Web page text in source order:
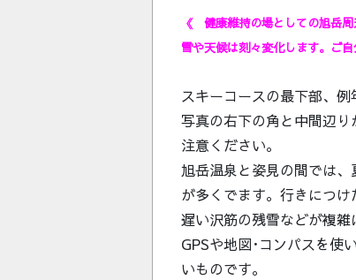
《 健康維持の場としての旭岳
雪や天候は刻々変化します。ご
スキーコースの最下部、
写真の右下の角と中間辺
注意ください。
旭岳温泉と姿見の間では
が多くでます。行きにつ
遅い沢筋の残雪などが複雑
GPSや地図･コンパスを使
いものです。